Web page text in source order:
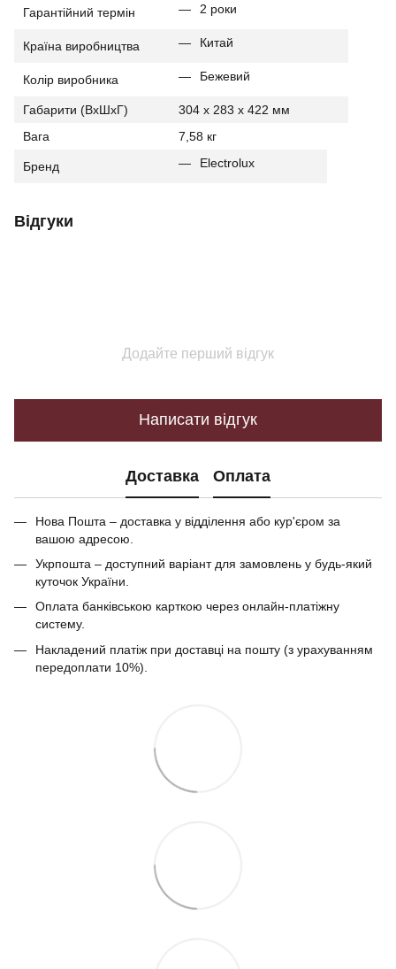
Гарантійний термін 2 роки
Країна виробництва Китай
Колір виробника Бежевий
Габарити (ВхШхГ)
304 х 283 х 422 мм
Вага
7,58 кг
Бренд Electrolux
Відгуки
Додайте перший відгук
Написати відгук
Доставка Оплата
Нова Пошта – доставка у відділення або кур'єром за
вашою адресою.
Укрпошта – доступний варіант для замовлень у будь-який
куточок України.
Оплата банківською карткою через онлайн-платіжну
систему.
Накладений платіж при доставці на пошту (з урахуванням
передоплати 10%).